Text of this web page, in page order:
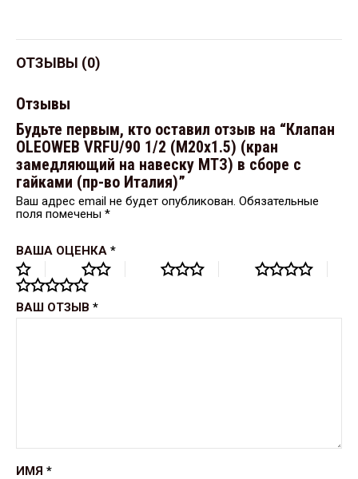
ОТЗЫВЫ (0)
Отзывы
Будьте первым, кто оставил отзыв на “Клапан
OLEOWEB VRFU/90 1/2 (М20х1.5) (кран
замедляющий на навеску МТЗ) в сборе с
гайками (пр-во Италия)”
Ваш адрес email не будет опубликован. Обязательные
поля помечены *
ВАША ОЦЕНКА *
ВАШ ОТЗЫВ *
ИМЯ *